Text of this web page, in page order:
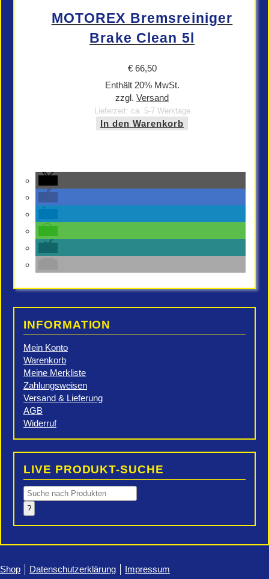
MOTOREX Bremsreiniger
Brake Clean 5l
€66,50
Enthält 20% MwSt.
zzgl. Versand
Lieferzeit: ca. 5-7 Werktage
In den Warenkorb
INFORMATION
Mein Konto
Warenkorb
Meine Merkliste
Zahlungsweisen
Versand & Lieferung
AGB
Widerruf
LIVE PRODUKT-SUCHE
Products
search
?
Shop Datenschutzerklärung Impressum